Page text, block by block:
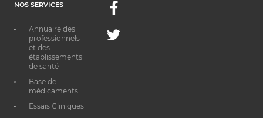
NOS SERVICES
Annuaire des
professionnels
et des
établissements
de santé
Base de
médicaments
Essais Cliniques
Facebook
Twitter